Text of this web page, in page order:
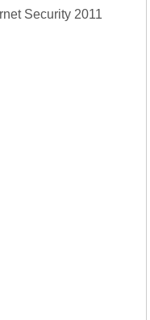
Security 2011